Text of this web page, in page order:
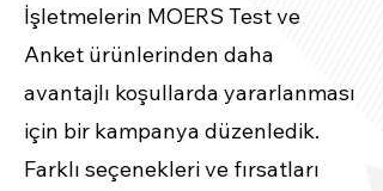
İşletmelerin MOERS Test ve
Anket ürünlerinden daha
avantajlı koşullarda yararlanması
için bir kampanya düzenledik.
Farklı seçenekleri ve fırsatları